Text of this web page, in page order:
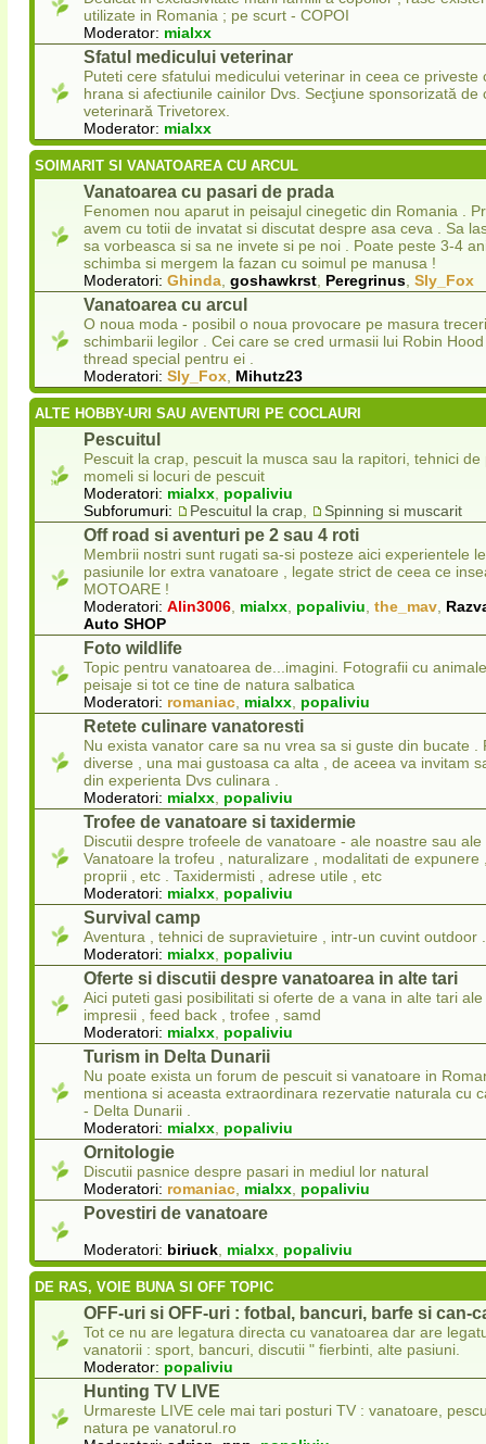
utilizate in Romania ; pe scurt - COPOI
Moderator: mialxx
Sfatul medicului veterinar
Puteti cere sfatului medicului veterinar in ceea ce priveste
hrana si afectiunile cainilor Dvs. Secţiune sponsorizată de
veterinară Trivetorex.
Moderator: mialxx
SOIMARIT SI VANATOAREA CU ARCUL
Vanatoarea cu pasari de prada
Fenomen nou aparut in peisajul cinegetic din Romania .
avem cu totii de invatat si discutat despre asa ceva . Sa
sa vorbeasca si sa ne invete si pe noi . Poate peste 3-4
schimba si mergem la fazan cu soimul pe manusa !
Moderatori: Ghinda, goshawkrst, Peregrinus, Sly_Fox
Vanatoarea cu arcul
O noua moda - posibil o noua provocare pe masura
schimbarii legilor . Cei care se cred urmasii lui Robin
thread special pentru ei .
Moderatori: Sly_Fox, Mihutz23
ALTE HOBBY-URI SAU AVENTURI PE COCLAURI
Pescuitul
Pescuit la crap, pescuit la musca sau la rapitori, tehnici de
momeli si locuri de pescuit
Moderatori: mialxx, popaliviu
Subforumuri:
Pescuitul la crap, Spinning si muscarit
Off road si aventuri pe 2 sau 4 roti
Membrii nostri sunt rugati sa-si posteze aici experientele
pasiunile lor extra vanatoare , legate strict de ceea ce
MOTOARE !
Moderatori: Alin3006, mialxx, popaliviu, the_mav,
Auto SHOP
Foto wildlife
Topic pentru vanatoarea de...imagini. Fotografii cu
peisaje si tot ce tine de natura salbatica
Moderatori: romaniac, mialxx, popaliviu
Retete culinare vanatoresti
Nu exista vanator care sa nu vrea sa si guste din bucate .
diverse , una mai gustoasa ca alta , de aceea va invitam
din experienta Dvs culinara .
Moderatori: mialxx, popaliviu
Trofee de vanatoare si taxidermie
Discutii despre trofeele de vanatoare - ale noastre sau ale
Vanatoare la trofeu , naturalizare , modalitati de expunere
proprii , etc . Taxidermisti , adrese utile , etc
Moderatori: mialxx, popaliviu
Survival camp
Aventura , tehnici de supravietuire , intr-un cuvint outdoor .
Moderatori: mialxx, popaliviu
Oferte si discutii despre vanatoarea in alte tari
Aici puteti gasi posibilitati si oferte de a vana in alte tari
impresii , feed back , trofee , samd
Moderatori: mialxx, popaliviu
Turism in Delta Dunarii
Nu poate exista un forum de pescuit si vanatoare in
mentiona si aceasta extraordinara rezervatie naturala cu
- Delta Dunarii .
Moderatori: mialxx, popaliviu
Ornitologie
Discutii pasnice despre pasari in mediul lor natural
Moderatori: romaniac, mialxx, popaliviu
Povestiri de vanatoare
Moderatori: biriuck, mialxx, popaliviu
DE RAS, VOIE BUNA SI OFF TOPIC
OFF-uri si OFF-uri : fotbal, bancuri, barfe si can-
Tot ce nu are legatura directa cu vanatoarea dar are
vanatorii : sport, bancuri, discutii " fierbinti, alte pasiuni.
Moderator: popaliviu
Hunting TV LIVE
Urmareste LIVE cele mai tari posturi TV : vanatoare,
natura pe vanatorul.ro